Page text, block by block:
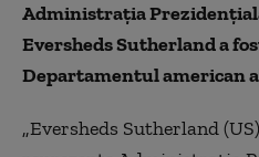
Administraţia
Eversheds Sutherland a
Departamentul american
„Eversheds Sutherland